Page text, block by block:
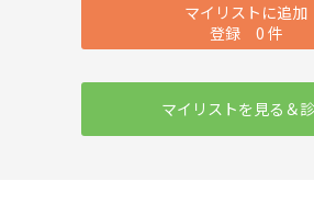
マイリストに追加
登録 0 件
マイリストを見る＆